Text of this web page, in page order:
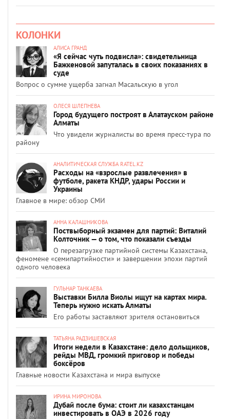
КОЛОНКИ
АЛИСА ГРАНД
«Я сейчас чуть подвисла»: свидетельница
Бажкеновой запуталась в своих показаниях в
суде
Вопрос о сумме ущерба загнал Масальскую в угол
ОЛЕСЯ ШЛЕПНЕВА
Город будущего построят в Алатауском районе
Алматы
Что увидели журналисты во время пресс-тура по
району
АНАЛИТИЧЕСКАЯ СЛУЖБА RATEL.KZ
Расходы на «взрослые развлечения» в
футболе, ракета КНДР, удары России и
Украины
Главное в мире: обзор СМИ
АННА КАЛАШНИКОВА
Поствыборный экзамен для партий: Виталий
Колточник — о том, что показали съезды
О перезагрузке партийной системы Казахстана,
феномене «семипартийности» и завершении эпохи партий
одного человека
ГУЛЬНАР ТАНКАЕВА
Выставки Билла Виолы ищут на картах мира.
Теперь нужно искать Алматы
Его работы заставляют зрителя остановиться
ТАТЬЯНА РАДЗИШЕВСКАЯ
Итоги недели в Казахстане: дело дольщиков,
рейды МВД, громкий приговор и победы
боксёров
Главные новости Казахстана и мира выпуске
ИРИНА МИРОНОВА
Дубай после бума: стоит ли казахстанцам
инвестировать в ОАЭ в 2026 году